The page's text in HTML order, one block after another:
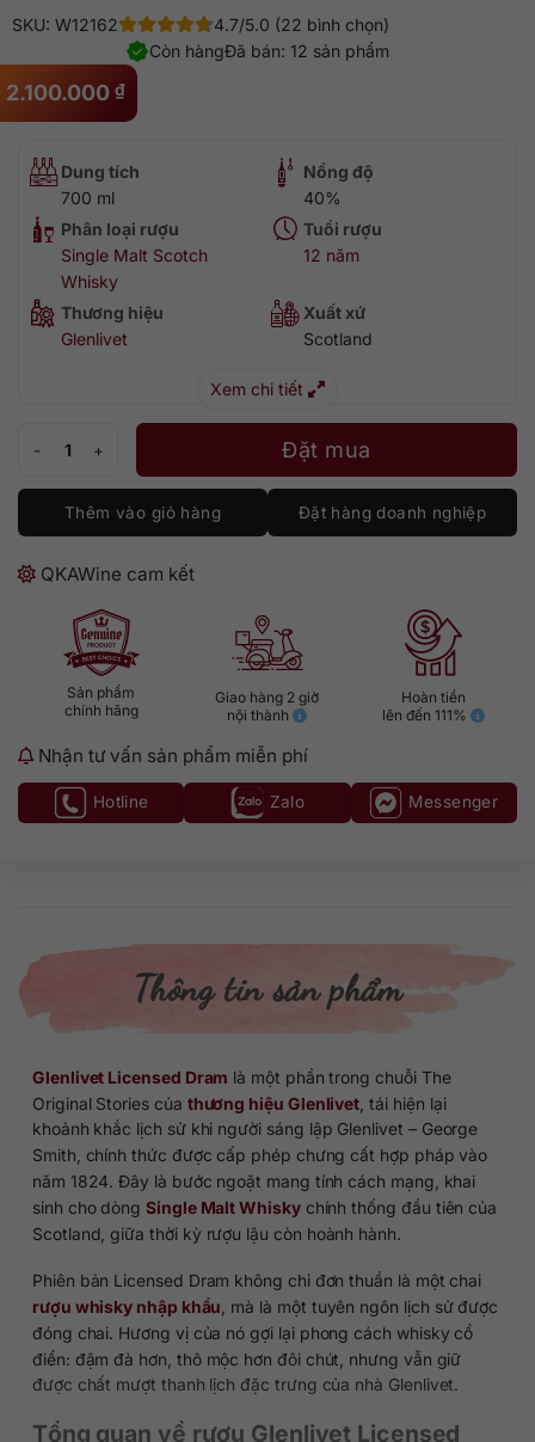
2.100.000 ₫
SKU: W12162
4.7/5.0 (22 bình chọn)
Đã bán: 12 sản phẩm
Còn hàng
Dung tích
700 ml
Nồng độ
40%
Phân loại rượu
Single Malt Scotch
Whisky
Tuổi rượu
12 năm
Thương hiệu
Glenlivet
Xuất xứ
Scotland
Xem chi tiết
Đặt mua
Thêm vào giỏ hàng Đặt hàng doanh nghiệp
QKAWine cam kết
Sản phẩm
chính hãng
Giao hàng 2 giờ
nội thành
Hoàn tiền
lên đến 111%
Nhận tư vấn sản phẩm miễn phí
Hotline Zalo Messenger
Thông tin sản phẩm
Glenlivet Licensed Dram là một phần trong chuỗi The
Original Stories của thương hiệu Glenlivet , tái hiện lại
khoảnh khắc lịch sử khi người sáng lập Glenlivet – George
Smith, chính thức được cấp phép chưng cất hợp pháp vào
năm 1824. Đây là bước ngoặt mang tính cách mạng, khai
sinh cho dòngSingle Malt Whiskychính thống đầu tiên của
Scotland, giữa thời kỳ rượu lậu còn hoành hành.
Phiên bản Licensed Dram không chỉ đơn thuần là một chai
rượu whisky nhập khẩu , mà là một tuyên ngôn lịch sử được
đóng chai. Hương vị của nó gợi lại phong cách whisky cổ
điển: đậm đà hơn, thô mộc hơn đôi chút, nhưng vẫn giữ
được chất mượt thanh lịch đặc trưng của nhà Glenlivet.
Tổng quan về rượu Glenlivet Licensed